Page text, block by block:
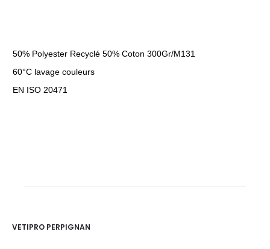
50% Polyester Recyclé 50% Coton 300Gr/M131
60°C lavage couleurs
EN ISO 20471
VETIPRO PERPIGNAN